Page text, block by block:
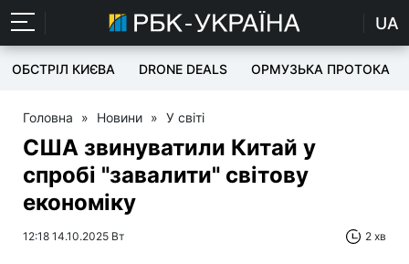
UA
ОБСТРІЛ КИЄВА DRONE DEALS ОРМУЗЬКА ПРОТОКА
Головна » Новини » У світі
США звинуватили Китай у
спробі "завалити" світову
економіку
12:18 14.10.2025 Вт 2 хв